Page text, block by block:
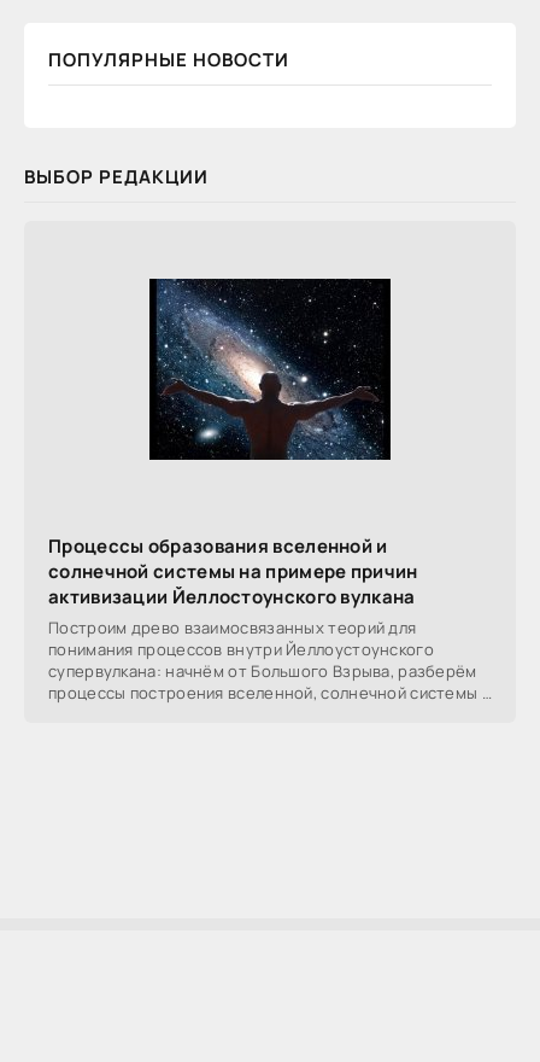
ПОПУЛЯРНЫЕ НОВОСТИ
ВЫБОР РЕДАКЦИИ
Процессы образования вселенной и
солнечной системы на примере причин
активизации Йеллостоунского вулкана
Построим древо взаимосвязанных теорий для
понимания процессов внутри Йеллоустоунского
супервулкана: начнём от Большого Взрыва, разберём
процессы построения вселенной, солнечной системы в